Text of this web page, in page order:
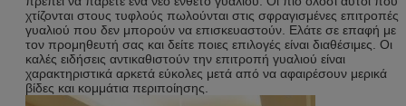
χτίζονται στους τυφλούς πωλούνται στις σφραγισμένες επιτροπές
γυαλιού που δεν μπορούν να επισκευαστούν. Ελάτε σε επαφή με
τον προμηθευτή σας και δείτε ποιες επιλογές είναι διαθέσιμες. Οι
καλές ειδήσεις αντικαθιστούν την επιτροπή γυαλιού είναι
χαρακτηριστικά αρκετά εύκολες μετά από να αφαιρέσουν μερικά
βίδες και κομμάτια περιποίησης.